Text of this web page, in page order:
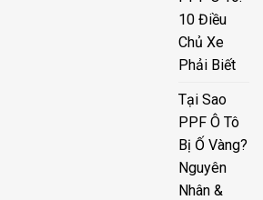
10 Điều
Chủ Xe
Phải Biết
Tại Sao
PPF Ô Tô
Bị Ố Vàng?
Nguyên
Nhân &